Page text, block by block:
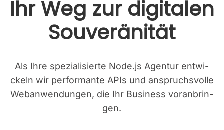
Ihr Weg zur digi­ta­len
Sou­ve­rä­ni­tät
Als Ihre spe­zia­li­sier­te Node.js Agen­tur ent­wi­
ckeln wir per­for­man­te APIs und anspruchs­vol­le
Web­an­wen­dun­gen, die Ihr Busi­ness vor­an­brin­
gen.